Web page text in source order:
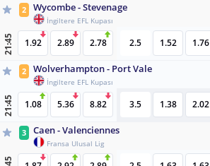
2 Wycombe - Stevenage
İngiltere EFL Kupası
21:45 1.92 2.89 2.78 2.5 1.52 1.76
2 Wolverhampton - Port Vale
İngiltere EFL Kupası
21:45 1.08 5.36 8.82 3.5 1.38 2.02
3 Caen - Valenciennes
Fransa Ulusal Lig